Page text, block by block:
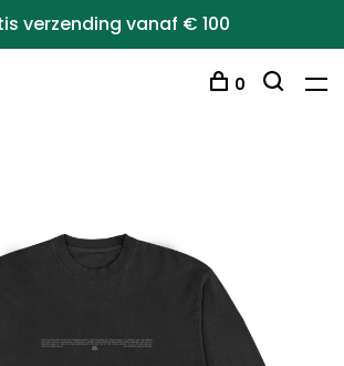
verzending vanaf € 100
0